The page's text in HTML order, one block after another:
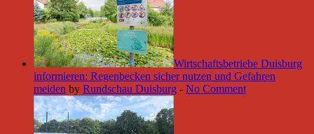
Wirtschaftsbetriebe Duisburg
informieren: Regenbecken sicher nutzen und Gefahren
meiden by Rundschau Duisburg - No Comment